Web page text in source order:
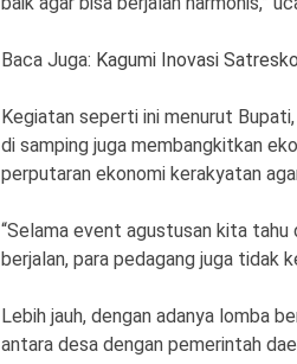
Baca Juga: Kagumi Inovasi
Kegiatan seperti ini menurut
di samping juga membangkitkan
perputaran ekonomi kerakyatan
“Selama event agustusan kita tahu
berjalan, para pedagang juga tidak
Lebih jauh, dengan adanya lomba
antara desa dengan pemerintah